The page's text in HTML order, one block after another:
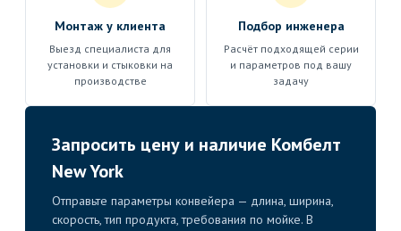
Монтаж у клиента
Выезд специалиста для
установки и стыковки на
производстве
Подбор инженера
Расчёт подходящей серии
и параметров под вашу
задачу
Запросить цену и наличие Комбелт
New York
Отправьте параметры конвейера — длина, ширина,
скорость, тип продукта, требования по мойке. В